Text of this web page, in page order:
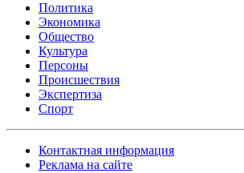
Политика
Экономика
Общество
Культура
Персоны
Происшествия
Экспертиза
Спорт
Контактная информация
Реклама на сайте